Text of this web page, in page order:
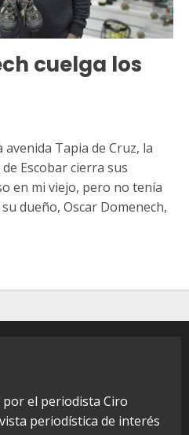
cuelga los
avenida Tapia de Cruz, la
Escobar cierra sus
en mi viejo, pero no tenía
dueño, Oscar Domenech,
por el periodista Ciro
periodística de interés